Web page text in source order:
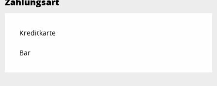
Kreditkarte
Bar